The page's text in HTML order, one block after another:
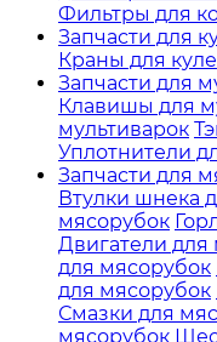
Фильтры для
Запчасти для
Краны для
Запчасти для
Клавишы для
мультиварок
Уплотнители
Запчасти для
Втулки шнека
мясорубок
Двигатели для
для мясорубок
для мясорубок
Смазки для
мясорубок